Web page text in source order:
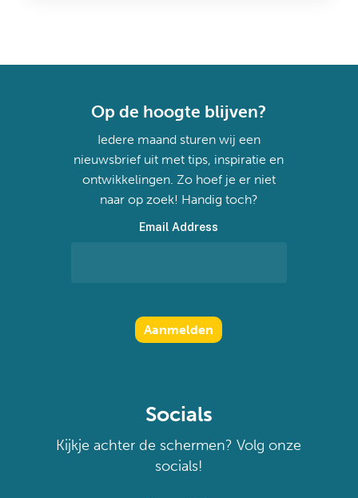
Op de hoogte blijven?
Iedere maand sturen wij een
nieuwsbrief uit met tips, inspiratie en
ontwikkelingen. Zo hoef je er niet
naar op zoek! Handig toch?
Email Address
Socials
Kijkje achter de schermen? Volg onze
socials!